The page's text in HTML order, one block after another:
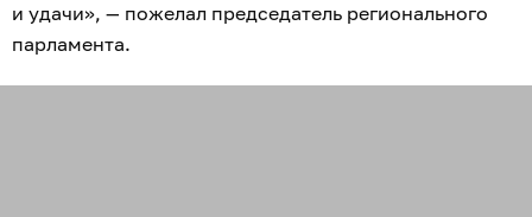
и удачи», — пожелал председатель регионального
парламента.